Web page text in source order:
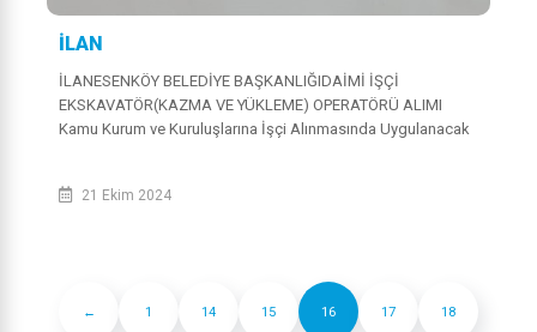
İLAN
İLANESENKÖY BELEDİYE BAŞKANLIĞIDAİMİ İŞÇİ
EKSKAVATÖR(KAZMA VE YÜKLEME) OPERATÖRÜ ALIMI
Kamu Kurum ve Kuruluşlarına İşçi Alınmasında Uygulanacak
21 Ekim 2024
← 1 14 15 16 17 18